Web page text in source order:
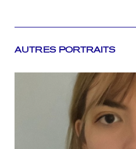
AUTRES PORTRAITS